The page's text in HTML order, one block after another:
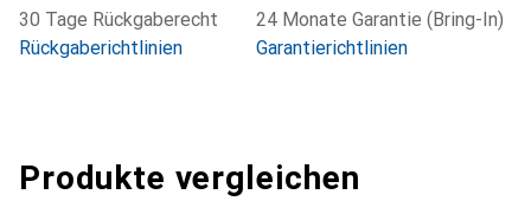
30 Tage Rückgaberecht
Rückgaberichtlinien
24 Monate Garantie (Bring-In)
Garantierichtlinien
Produkte vergleichen